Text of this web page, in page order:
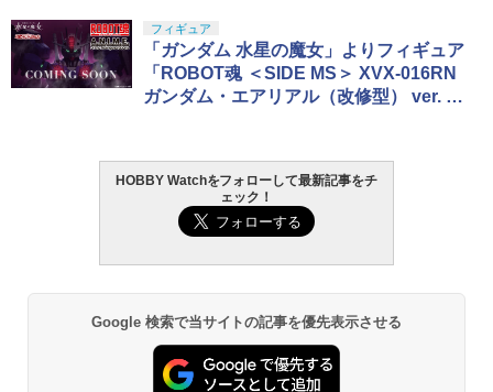
1
東京マルイ(TOKYO MARUI) No.25 コル
ト ガバメント HG 18歳以上エアーHOP
ハンドガン
￥3,384
東京マルイ (TOKYO MARUI) ガスブロー
バックマシンガン No.14 20式 5.56mm
小銃 18歳以上 ガスブローバック
￥225,000
東京マルイ(TOKYO MARUI) No.21 H&K
USP HG 18歳以上エアーHOPハンドガン
1
GSIクレオス Mr.トップコート 水性プレ
ミアムトップコートスプレー 光沢 88ml
ホビー用仕上材 B601
￥748
LOCTITE(ロックタイト) シールはがし
プレミアム 220ml
タミヤ クラフトツールシリーズ No.123
先細薄刃ニッパー (ゲートカット用) プラ
モデル用工具 74123
フィギュア
「ガンダム 水星の魔女」よりフィギュア
「ROBOT魂 ＜SIDE MS＞ XVX-016RN
ガンダム・エアリアル（改修型） ver. A.
HOBBY Watchをフォローして最新記事をチ
ェック！
Google 検索で当サイトの記事を優先表示させる